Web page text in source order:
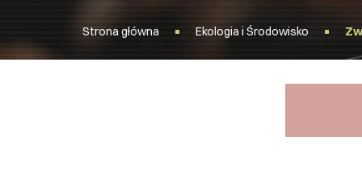
Strona główna Ekologia i Środowisko